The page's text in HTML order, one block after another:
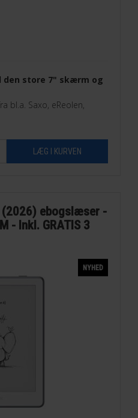
den store 7" skærm og
bl.a. Saxo, eReolen,
(2026) ebogslæser -
- Inkl. GRATIS 3
NYHED